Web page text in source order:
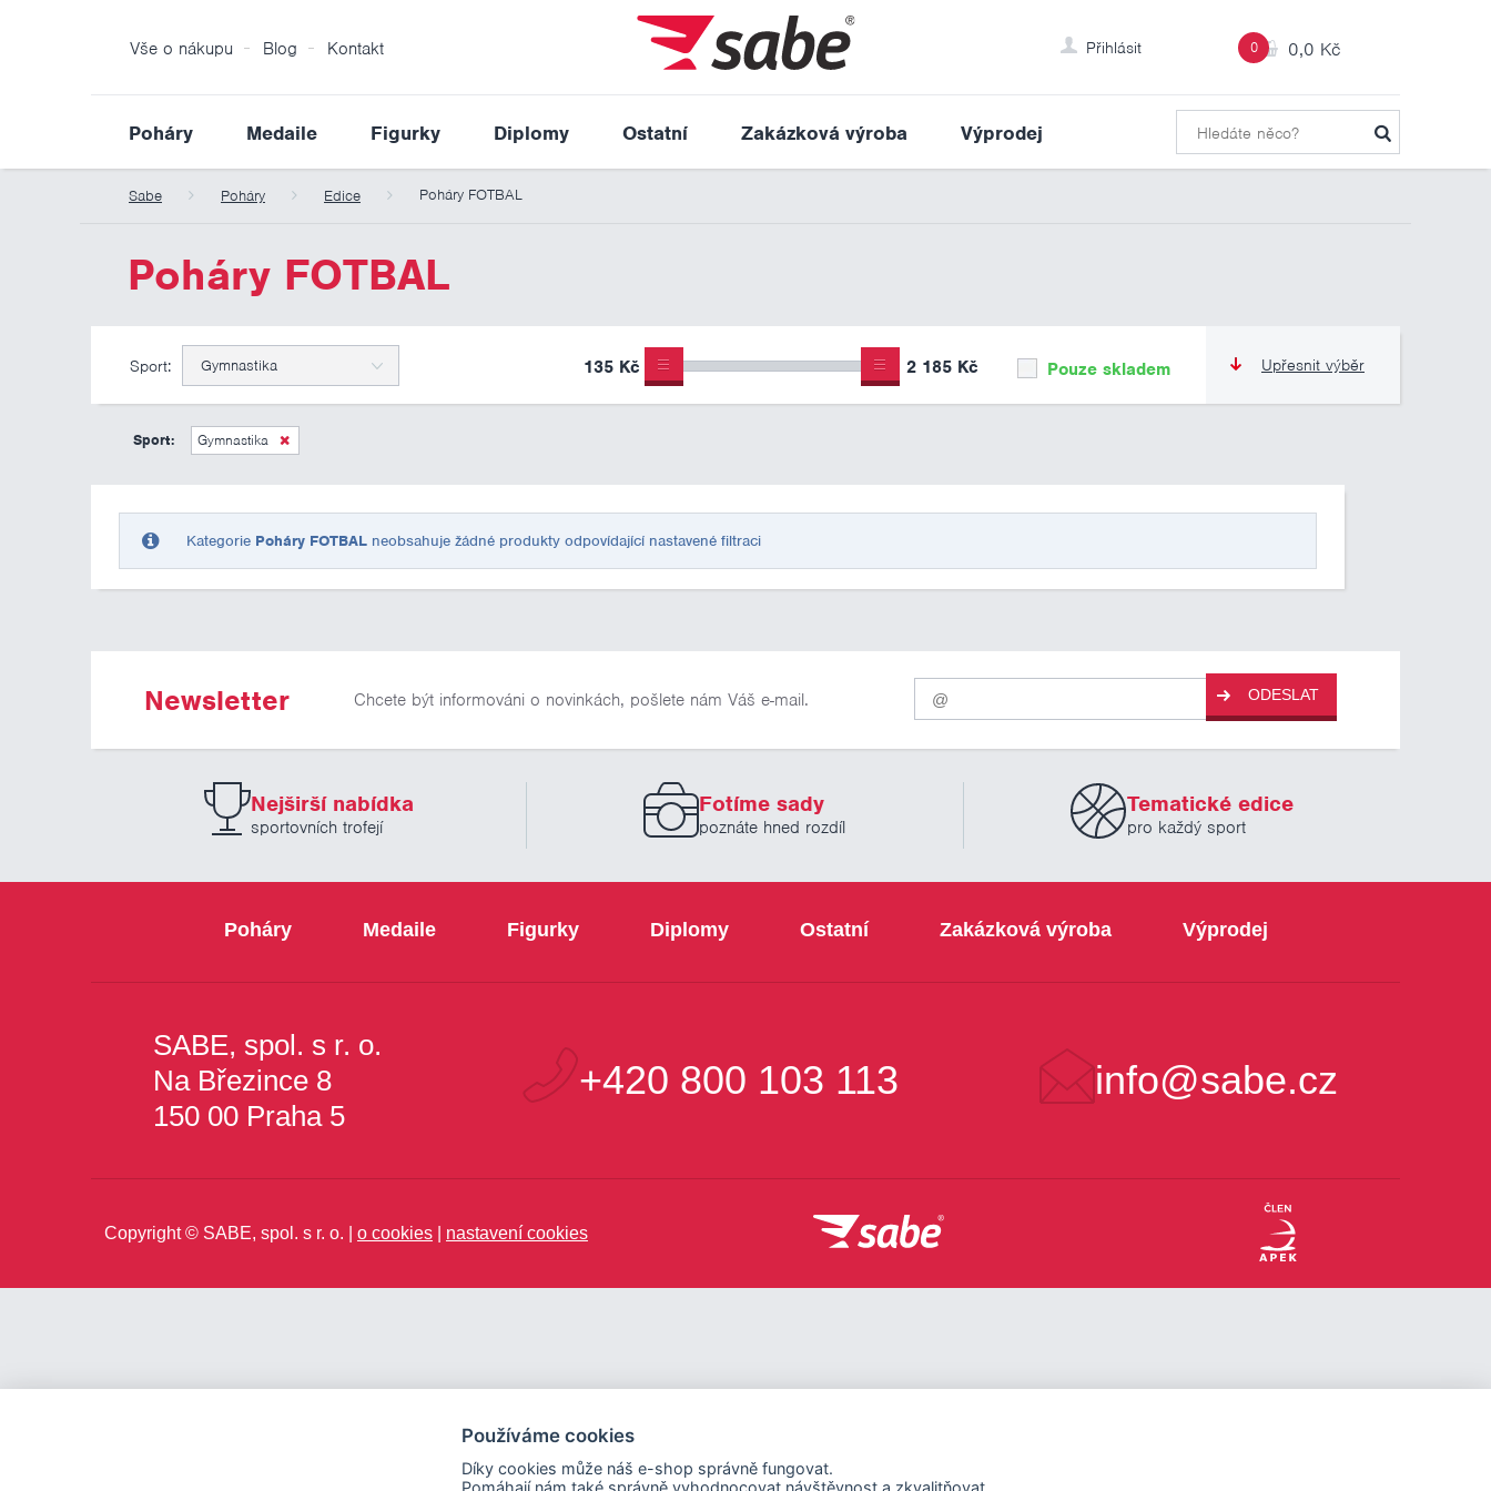
0 0,0 Kč
Přihlásit
Vše o nákupu Blog Kontakt
Poháry Medaile Figurky Diplomy Ostatní Zakázková výroba Výprodej
Sabe Poháry Edice Poháry FOTBAL
Poháry FOTBAL
Upřesnit výběr
Sport: Gymnastika Pouze skladem
135 Kč 2 185 Kč
Sport: Gymnastika
Kategorie Poháry FOTBALneobsahuje žádné produkty odpovídající nastavené filtraci
Newsletter Chcete být informováni o novinkách, pošlete nám Váš e-mail.
Pro
odběr
našich
novinek
ODESLAT
Nejširší nabídka
sportovních trofejí
Fotíme sady
poznáte hned rozdíl
Tematické edice
pro každý sport
Poháry Medaile Figurky Diplomy Ostatní Zakázková výroba Výprodej
SABE, spol. s r. o.
Na Březince 8
150 00 Praha 5
+420 800 103 113 info@sabe.cz
Copyright © SABE, spol. s r. o. | o cookies| nastavení cookies
Používáme cookies
Díky cookies může náš e-shop správně fungovat.